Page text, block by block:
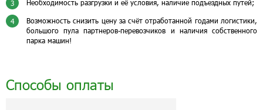
3 Необходимость разгрузки и её условия, наличие подъездных путей;
4
Возможность снизить цену за счёт отработанной годами логистики,
большого пула партнеров-перевозчиков и наличия собственного
парка машин!
Способы оплаты